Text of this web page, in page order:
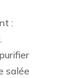
:
salée